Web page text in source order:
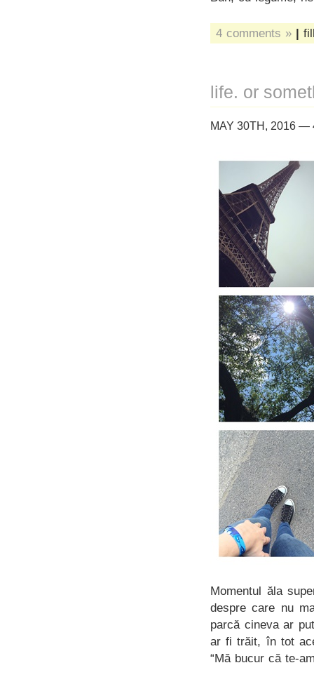
4 comments » |
life. or
MAY 30TH, 2016 —
Momentul ăla
despre care nu
parcă cineva ar
ar fi trăit, în tot
“Mă bucur că te-